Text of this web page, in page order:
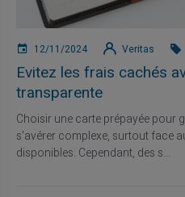
12/11/2024 Veritas
Evitez les frais cachés
transparente
Choisir une carte prépayée pour
s'avérer complexe, surtout face
disponibles. Cependant, des s...